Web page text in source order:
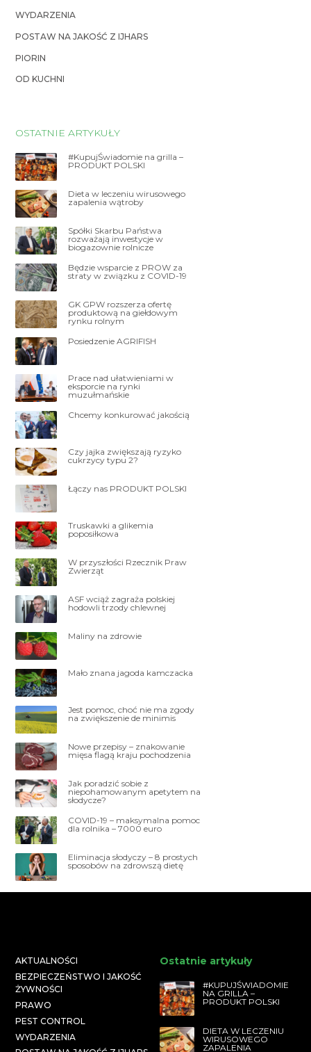
WYDARZENIA
POSTAW NA JAKOŚĆ Z IJHARS
PIORIN
OD KUCHNI
OSTATNIE ARTYKUŁY
#KupujŚwiadomie na grilla –
PRODUKT POLSKI
Dieta w leczeniu wirusowego
zapalenia wątroby
Spółki Skarbu Państwa
rozważają inwestycje w
biogazownie rolnicze
Będzie wsparcie z PROW za
straty w związku z COVID-19
GK GPW rozszerza ofertę
produktową na giełdowym
rynku rolnym
Posiedzenie AGRIFISH
Prace nad ułatwieniami w
eksporcie na rynki
muzułmańskie
Chcemy konkurować jakością
Czy jajka zwiększają ryzyko
cukrzycy typu 2?
Łączy nas PRODUKT POLSKI
Truskawki a glikemia
poposiłkowa
W przyszłości Rzecznik Praw
Zwierząt
ASF wciąż zagraża polskiej
hodowli trzody chlewnej
Maliny na zdrowie
Mało znana jagoda kamczacka
Jest pomoc, choć nie ma zgody
na zwiększenie de minimis
Nowe przepisy – znakowanie
mięsa flagą kraju pochodzenia
Jak poradzić sobie z
niepohamowanym apetytem na
słodycze?
COVID-19 – maksymalna pomoc
dla rolnika – 7000 euro
Eliminacja słodyczy – 8 prostych
sposobów na zdrowszą dietę
AKTUALNOŚCI
BEZPIECZEŃSTWO I JAKOŚĆ
ŻYWNOŚCI
PRAWO
PEST CONTROL
WYDARZENIA
Ostatnie artykuły
#KUPUJŚWIADOMIE
NA GRILLA –
PRODUKT POLSKI
DIETA W LECZENIU
WIRUSOWEGO
ZAPALENIA